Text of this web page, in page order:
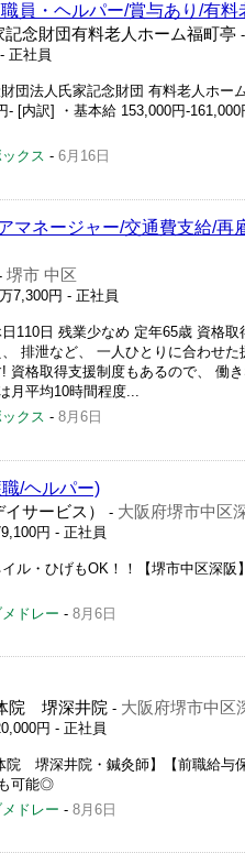
員・ヘルパー/賞与あり/有料
念財団有料老人ホーム福町亭 -
- 正社員
財団法人氏家記念財団 有料老人ホ
- [内訳] ・基本給 153,000円-
クス - 6月16日
マネージャー/交通費支給/
堺市 中区
7,300円 - 正社員
日110日 残業少なめ 定年65歳 資格
排泄など、 一人ひとりに合わせ
資格取得支援制度もあるので、 働
月平均10時間程度...
クス - 8月6日
/ヘルパー)
サービス） - 大阪府堺市中区
円 - 正社員
ル・ひげもOK！！【堺市中区深
ドレー - 8月6日
院 堺深井院 - 大阪府堺市中区
円 - 正社員
院 堺深井院・鍼灸師】【前職給与
可能◎
ドレー - 8月6日